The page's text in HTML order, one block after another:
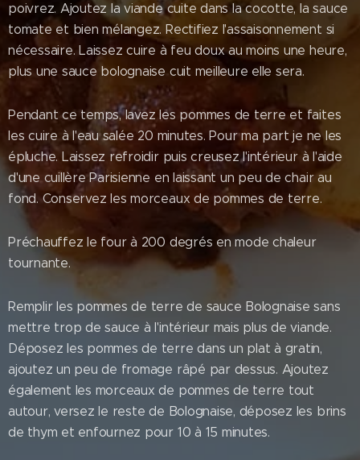
poivrez. Ajoutez la viande cuite dans la cocotte, la sauce
tomate et bien mélangez. Rectifiez l'assaisonnement si
nécessaire. Laissez cuire à feu doux au moins une heure,
plus une sauce bolognaise cuit meilleure elle sera.
Pendant ce temps, lavez les pommes de terre et faites
les cuire à l'eau salée 20 minutes. Pour ma part je ne les
épluche. Laissez refroidir puis creusez l'intérieur à l'aide
d'une cuillère Parisienne en laissant un peu de chair au
fond. Conservez les morceaux de pommes de terre.
Préchauffez le four à 200 degrés en mode chaleur
tournante.
Remplir les pommes de terre de sauce Bolognaise sans
mettre trop de sauce à l'intérieur mais plus de viande.
Déposez les pommes de terre dans un plat à gratin,
ajoutez un peu de fromage râpé par dessus. Ajoutez
également les morceaux de pommes de terre tout
autour, versez le reste de Bolognaise, déposez les brins
de thym et enfournez pour 10 à 15 minutes.